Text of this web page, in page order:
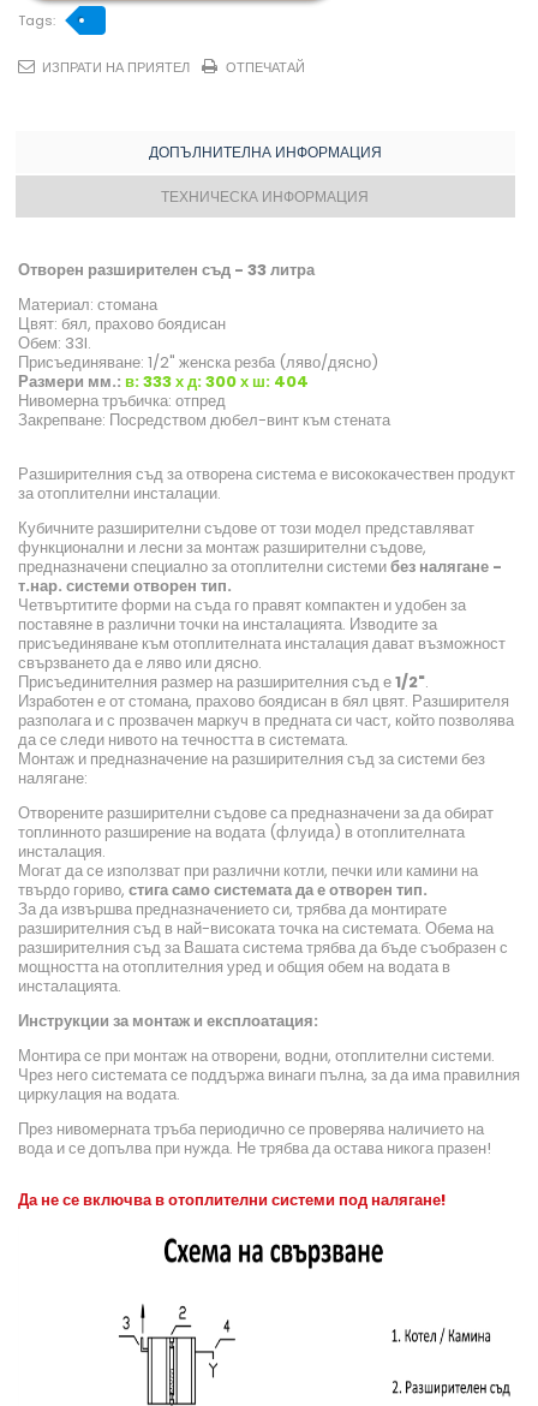
Tags:
ИЗПРАТИ НА ПРИЯТЕЛ ОТПЕЧАТАЙ
ДОПЪЛНИТЕЛНА ИНФОРМАЦИЯ
ТЕХНИЧЕСКА ИНФОРМАЦИЯ
Отворен разширителен съд - 33 литра
Материал: стомана
Цвят: бял, прахово боядисан
Обем: 33l.
Присъединяване: 1/2" женска резба (ляво/дясно)
Размери мм.: в: 333 х д: 300 х ш: 404
Нивомерна тръбичка: отпред
Закрепване: Посредством дюбел-винт към стената
Разширителния съд за отворена система е висококачествен продукт
за отоплителни инсталации.
Кубичните разширителни съдове от този модел представляват
функционални и лесни за монтаж разширителни съдове,
предназначени специално за отоплителни системибез налягане -
т.нар. системи отворен тип.
Четвъртитите форми на съда го правят компактен и удобен за
поставяне в различни точки на инсталацията. Изводите за
присъединяване към отоплителната инсталация дават възможност
свързването да е ляво или дясно.
Присъединителния размер на разширителния съд е1/2".
Изработен е от стомана, прахово боядисан в бял цвят. Разширителя
разполага и с прозвачен маркуч в предната си част, който позволява
да се следи нивото на течността в системата.
Монтаж и предназначение на разширителния съд за системи без
налягане:
Отворените разширителни съдове са предназначени за да обират
топлинното разширение на водата (флуида) в отоплителната
инсталация.
Могат да се използват при различни котли, печки или камини на
твърдо гориво, стига само системата да е отворен тип.
За да извършва предназначението си, трябва да монтирате
разширителния съд в най-високата точка на системата. Обема на
разширителния съд за Вашата система трябва да бъде съобразен с
мощността на отоплителния уред и общия обем на водата в
инсталацията.
Инструкции за монтаж и експлоатация:
Монтира се при монтаж на отворени, водни, отоплителни системи.
Чрез него системата се поддържа винаги пълна, за да има правилния
циркулация на водата.
През нивомерната тръба периодично се проверява наличието на
вода и се допълва при нужда. Не трябва да остава никога празен!
Да не се включва в отоплителни системи под налягане!